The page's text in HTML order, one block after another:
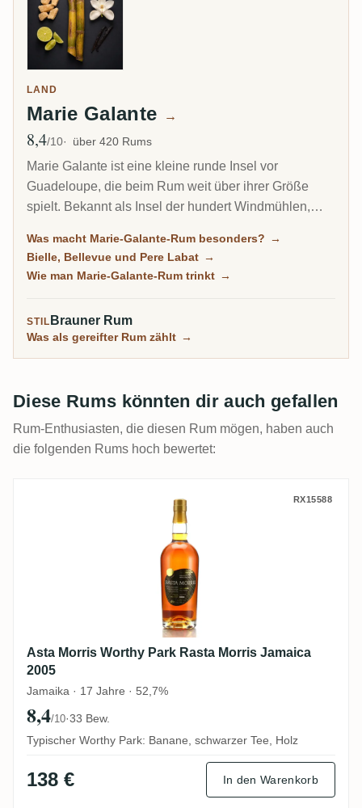
LAND
Marie Galante →
Ø Bewertung
8,4/10 über 420 Rums
Marie Galante ist eine kleine runde Insel vor
Guadeloupe, die beim Rum weit über ihrer Größe
spielt. Bekannt als Insel der hundert Windmühlen,
mit 59 Prozent und mehr abgefüllt, aus drei aktiven
Brennereien. Für Agricole-Liebhaber ist sie eine der
Was macht Marie-Galante-Rum besonders? →
Bielle, Bellevue und Pere Labat →
Wie man Marie-Galante-Rum trinkt →
STIL Brauner Rum
Was als gereifter Rum zählt →
Diese Rums könnten dir auch gefallen
Rum-Enthusiasten, die diesen Rum mögen, haben auch
die folgenden Rums hoch bewertet:
Asta Morris Worthy Park Rasta Morris
RX15588
Asta Morris Worthy Park Rasta Morris Jamaica
2005
Jamaika · 17 Jahre · 52,7%
8,4/10·33 Bew.
Typischer Worthy Park: Banane, schwarzer Tee, Holz
138 € In den Warenkorb